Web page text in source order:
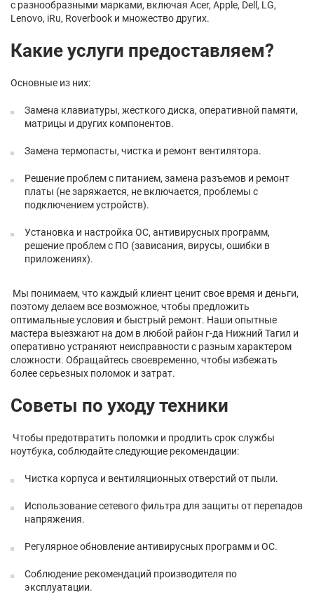
с разнообразными марками, включая Acer, Apple, Dell, LG,
Lenovo, iRu, Roverbook и множество других.
Какие услуги предоставляем?
Основные из них:
Замена клавиатуры, жесткого диска, оперативной памяти,
матрицы и других компонентов.
Замена термопасты, чистка и ремонт вентилятора.
Решение проблем с питанием, замена разъемов и ремонт
платы (не заряжается, не включается, проблемы с
подключением устройств).
Установка и настройка ОС, антивирусных программ,
решение проблем с ПО (зависания, вирусы, ошибки в
приложениях).
Мы понимаем, что каждый клиент ценит свое время и деньги,
поэтому делаем все возможное, чтобы предложить
оптимальные условия и быстрый ремонт. Наши опытные
мастера выезжают на дом в любой район г-да Нижний Тагил и
оперативно устраняют неисправности с разным характером
сложности. Обращайтесь своевременно, чтобы избежать
более серьезных поломок и затрат.
Советы по уходу техники
Чтобы предотвратить поломки и продлить срок службы
ноутбука, соблюдайте следующие рекомендации:
Чистка корпуса и вентиляционных отверстий от пыли.
Использование сетевого фильтра для защиты от перепадов
напряжения.
Регулярное обновление антивирусных программ и ОС.
Соблюдение рекомендаций производителя по
эксплуатации.